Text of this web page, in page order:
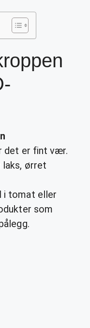
det er fint vær.
laks, ørret
i tomat eller
som